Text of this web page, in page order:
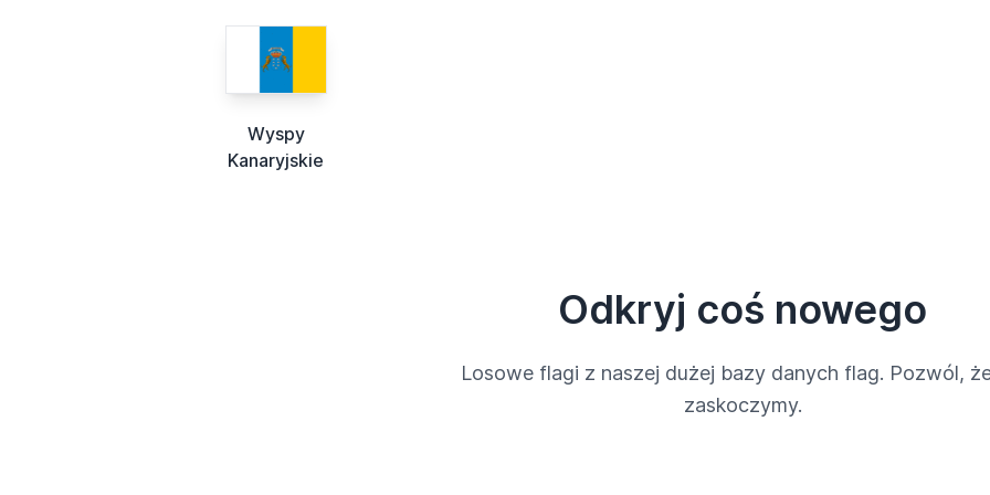
Wyspy
Kanaryjskie
Odkryj coś nowego
Losowe flagi z naszej dużej bazy danych flag. Pozwól,
zaskoczymy.